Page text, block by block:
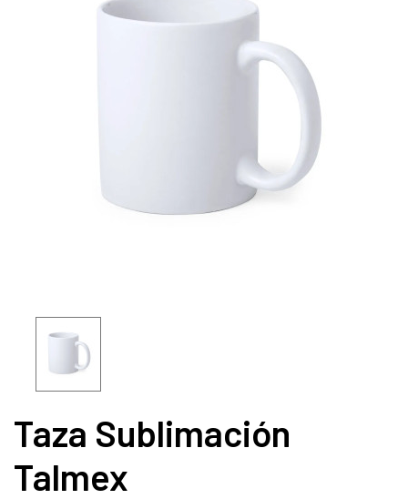
Taza Sublimación
Talmex